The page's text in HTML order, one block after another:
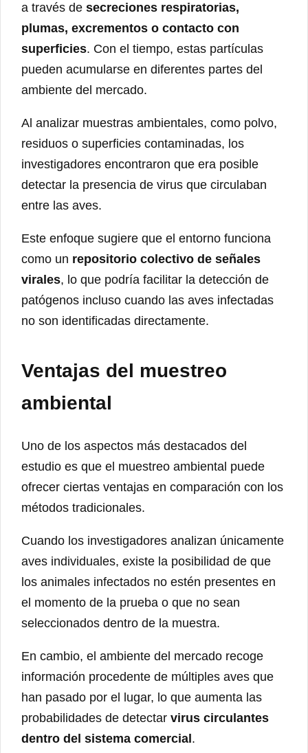
a través de secreciones respiratorias,
plumas, excrementos o contacto con
superficies. Con el tiempo, estas partículas
pueden acumularse en diferentes partes del
ambiente del mercado.
Al analizar muestras ambientales, como polvo,
residuos o superficies contaminadas, los
investigadores encontraron que era posible
detectar la presencia de virus que circulaban
entre las aves.
Este enfoque sugiere que el entorno funciona
como un repositorio colectivo de señales
virales, lo que podría facilitar la detección de
patógenos incluso cuando las aves infectadas
no son identificadas directamente.
Ventajas del muestreo
ambiental
Uno de los aspectos más destacados del
estudio es que el muestreo ambiental puede
ofrecer ciertas ventajas en comparación con los
métodos tradicionales.
Cuando los investigadores analizan únicamente
aves individuales, existe la posibilidad de que
los animales infectados no estén presentes en
el momento de la prueba o que no sean
seleccionados dentro de la muestra.
En cambio, el ambiente del mercado recoge
información procedente de múltiples aves que
han pasado por el lugar, lo que aumenta las
probabilidades de detectar virus circulantes
dentro del sistema comercial.